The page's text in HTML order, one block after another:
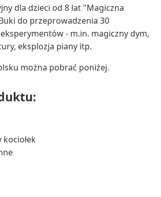
dla dzieci od 8 lat "Magiczna
do przeprowadzenia 30
- m.in. magiczny dym,
eksplozja piany itp.
można pobrać poniżej.